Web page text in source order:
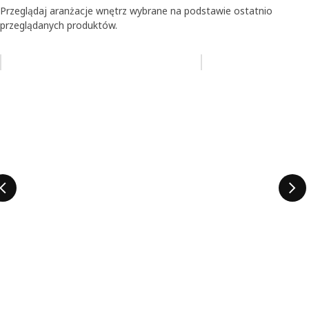
Przeglądaj aranżacje wnętrz wybrane na podstawie ostatnio
przeglądanych produktów.